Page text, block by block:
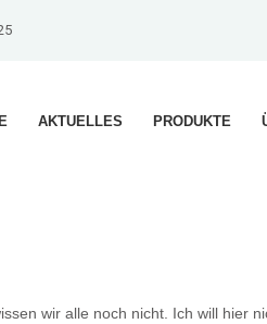
AKTUELLES PRODUKTE
wir alle noch nicht. Ich will hier